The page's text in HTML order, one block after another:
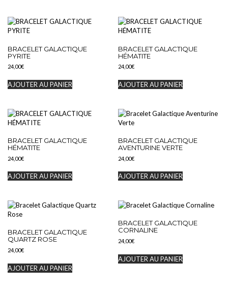
BRACELET GALACTIQUE
PYRITE
24,00€
AJOUTER AU PANIER
BRACELET GALACTIQUE
HÉMATITE
24,00€
AJOUTER AU PANIER
BRACELET GALACTIQUE
HÉMATITE
24,00€
AJOUTER AU PANIER
BRACELET GALACTIQUE
AVENTURINE VERTE
24,00€
AJOUTER AU PANIER
BRACELET GALACTIQUE
QUARTZ ROSE
24,00€
AJOUTER AU PANIER
BRACELET GALACTIQUE
CORNALINE
24,00€
AJOUTER AU PANIER